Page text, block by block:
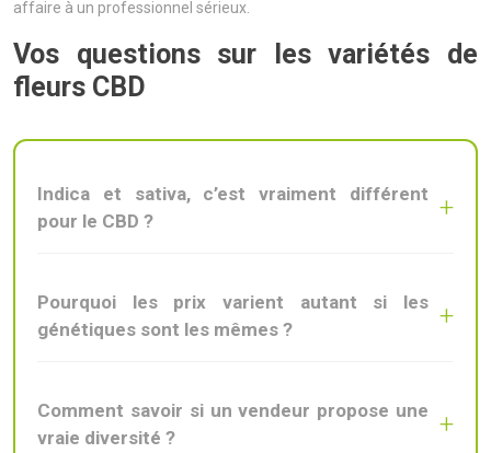
affaire à un professionnel sérieux.
Vos questions sur les variétés de
fleurs CBD
Indica et sativa, c’est vraiment différent
pour le CBD ?
Pourquoi les prix varient autant si les
génétiques sont les mêmes ?
Comment savoir si un vendeur propose une
vraie diversité ?